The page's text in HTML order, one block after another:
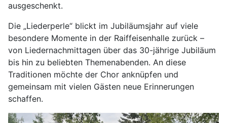
ausgeschenkt.
Die „Liederperle“ blickt im Jubiläumsjahr auf viele
besondere Momente in der Raiffeisenhalle zurück –
von Liedernachmittagen über das 30-jährige Jubiläum
bis hin zu beliebten Themenabenden. An diese
Traditionen möchte der Chor anknüpfen und
gemeinsam mit vielen Gästen neue Erinnerungen
schaffen.